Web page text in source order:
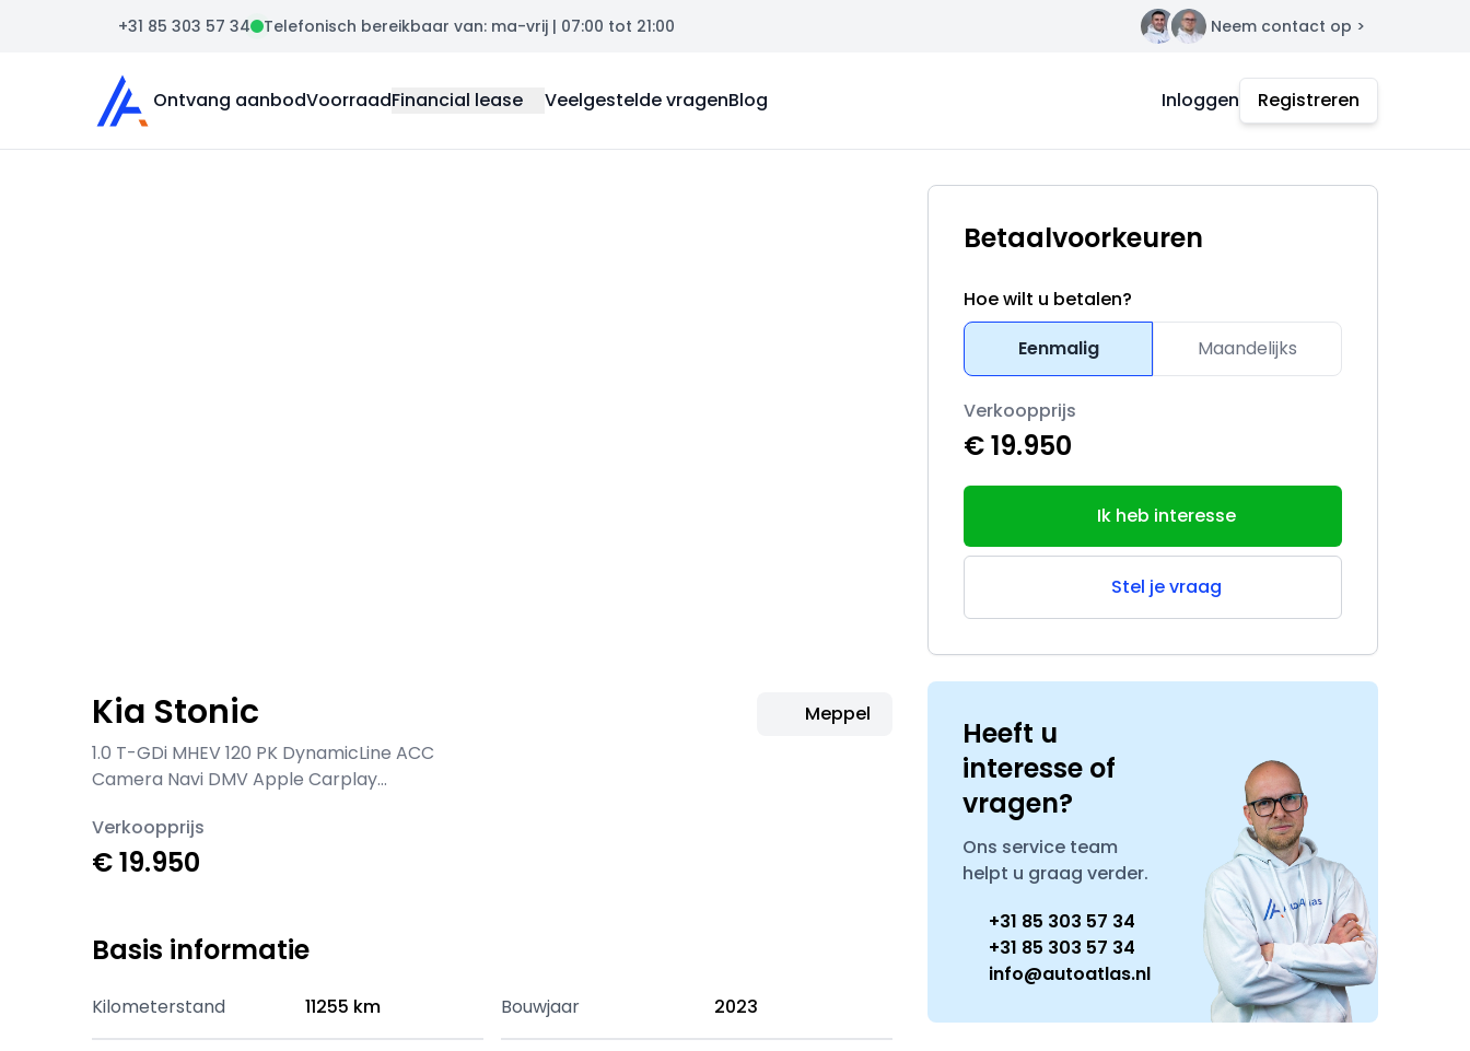
+31 85 303 57 34 Telefonisch bereikbaar van: ma-vrij | 07:00 tot 21:00 Contact Neem contact op >
Auto Atlas
Ontvang aanbodVoorraadFinancial lease Veelgestelde vragenBlog Inloggen Registreren
Kia Stonic
1.0 T-GDi MHEV 120 PK DynamicLine ACC
Camera Navi DMV Apple Carplay
Meppel
Verkoopprijs
€ 19.950
Betaalvoorkeuren
Hoe wilt u betalen?
Eenmalig
Maandelijks
Verkoopprijs
€ 19.950
Ik heb interesse
Stel je vraag
Heeft u
interesse of
vragen?
Ons service team
helpt u graag verder.
+31 85 303 57 34
+31 85 303 57 34
info@autoatlas.nl
Basis informatie
Kilometerstand 11255 km Bouwjaar 2023